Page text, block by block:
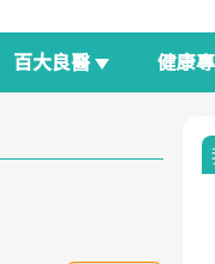
百大良醫 健康